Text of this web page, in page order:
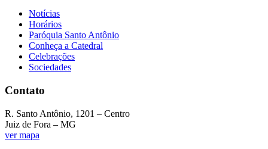
Notícias
Horários
Paróquia Santo Antônio
Conheça a Catedral
Celebrações
Sociedades
Contato
R. Santo Antônio, 1201 – Centro
Juiz de Fora – MG
ver mapa